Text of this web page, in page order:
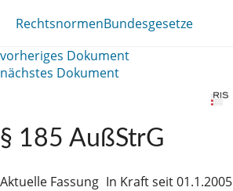
RechtsnormenBundesgesetze
vorheriges Dokument
nächstes Dokument
§ 185 AußStrG
Aktuelle Fassung In Kraft seit 01.1.2005